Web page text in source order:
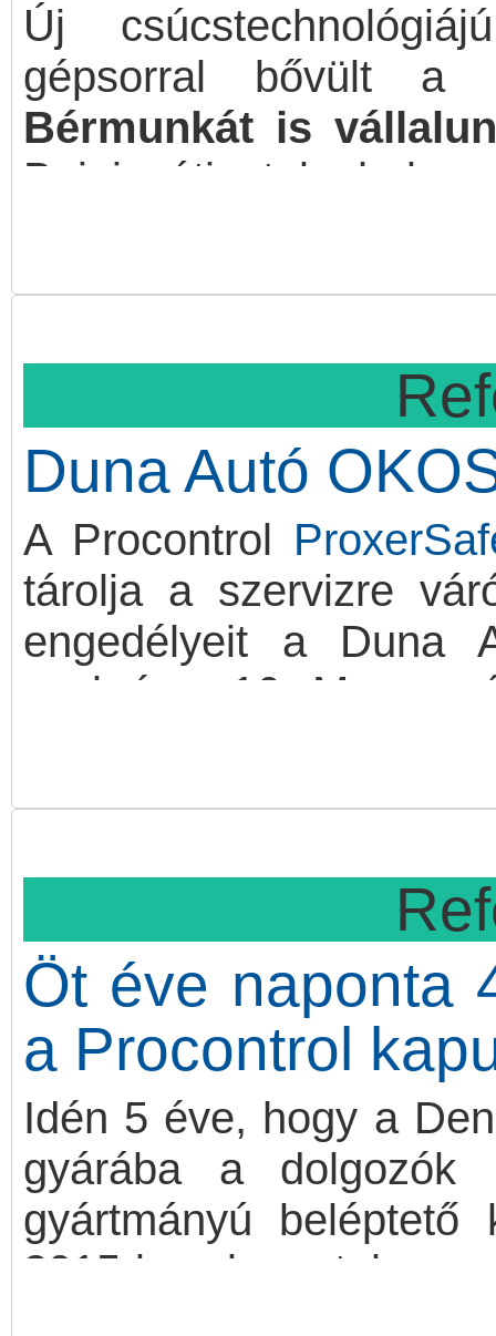
Új
gépsorral bővült a
Bérmunkát is
Bajai úti
Duna Autó
A Procontrol
tárolja a szervizre
engedélyeit a Duna
szekrény 16 M-es
leadhatják, majd
Öt éve naponta
a Procontrol
Idén 5 éve, hogy a
gyárába a dolgozók
gyártmányú
2015-ben kerestek